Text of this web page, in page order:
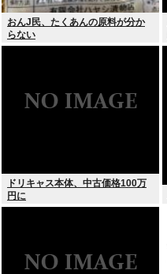
おんJ民、たくあんの原料が分か
らない
ドリキャス本体、中古価格100万
円に